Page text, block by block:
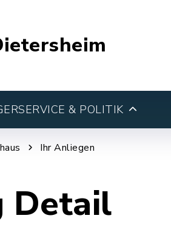
& POLITIK
Ihr Anliegen
Detail